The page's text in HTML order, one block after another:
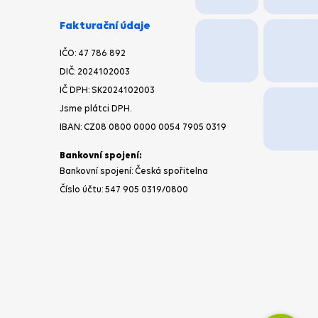
IČO:47 786 892
DIČ:2024102003